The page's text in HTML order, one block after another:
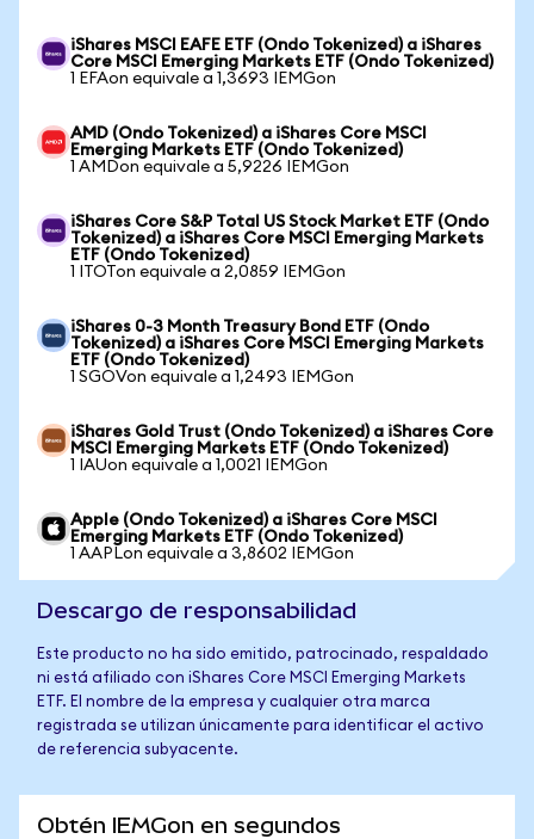
iShares MSCI EAFE ETF (Ondo Tokenized) a iShares
Core MSCI Emerging Markets ETF (Ondo Tokenized)
1 EFAon equivale a 1,3693 IEMGon
AMD (Ondo Tokenized) a iShares Core MSCI
Emerging Markets ETF (Ondo Tokenized)
1 AMDon equivale a 5,9226 IEMGon
iShares Core S&P Total US Stock Market ETF (Ondo
Tokenized) a iShares Core MSCI Emerging Markets
ETF (Ondo Tokenized)
1 ITOTon equivale a 2,0859 IEMGon
iShares 0-3 Month Treasury Bond ETF (Ondo
Tokenized) a iShares Core MSCI Emerging Markets
ETF (Ondo Tokenized)
1 SGOVon equivale a 1,2493 IEMGon
iShares Gold Trust (Ondo Tokenized) a iShares Core
MSCI Emerging Markets ETF (Ondo Tokenized)
1 IAUon equivale a 1,0021 IEMGon
Apple (Ondo Tokenized) a iShares Core MSCI
Emerging Markets ETF (Ondo Tokenized)
1 AAPLon equivale a 3,8602 IEMGon
Descargo de responsabilidad
Este producto no ha sido emitido, patrocinado, respaldado
ni está afiliado con iShares Core MSCI Emerging Markets
ETF. El nombre de la empresa y cualquier otra marca
registrada se utilizan únicamente para identificar el activo
de referencia subyacente.
Obtén IEMGon en segundos